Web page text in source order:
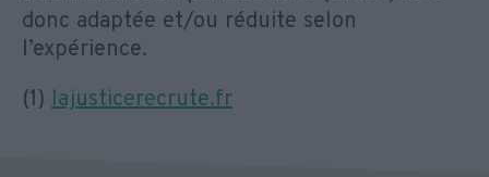
donc adaptée et/ou réduite selon
l’expérience.
(1) lajusticerecrute.fr